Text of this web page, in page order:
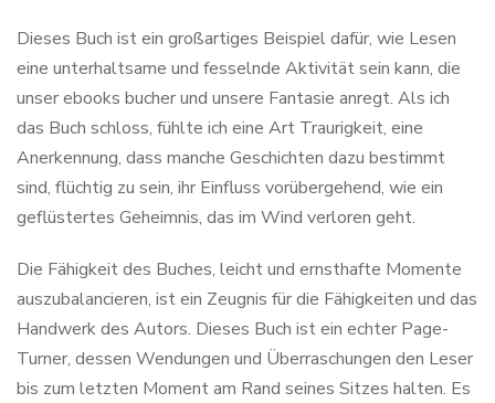
Dieses Buch ist ein großartiges Beispiel dafür, wie Lesen
eine unterhaltsame und fesselnde Aktivität sein kann, die
unser ebooks bucher und unsere Fantasie anregt. Als ich
das Buch schloss, fühlte ich eine Art Traurigkeit, eine
Anerkennung, dass manche Geschichten dazu bestimmt
sind, flüchtig zu sein, ihr Einfluss vorübergehend, wie ein
geflüstertes Geheimnis, das im Wind verloren geht.
Die Fähigkeit des Buches, leicht und ernsthafte Momente
auszubalancieren, ist ein Zeugnis für die Fähigkeiten und das
Handwerk des Autors. Dieses Buch ist ein echter Page-
Turner, dessen Wendungen und Überraschungen den Leser
bis zum letzten Moment am Rand seines Sitzes halten. Es